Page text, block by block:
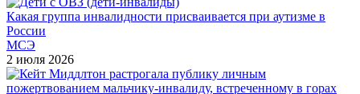
Какая группа инвалидности присваивается при аутизме в
России
МСЭ
2 июля 2026